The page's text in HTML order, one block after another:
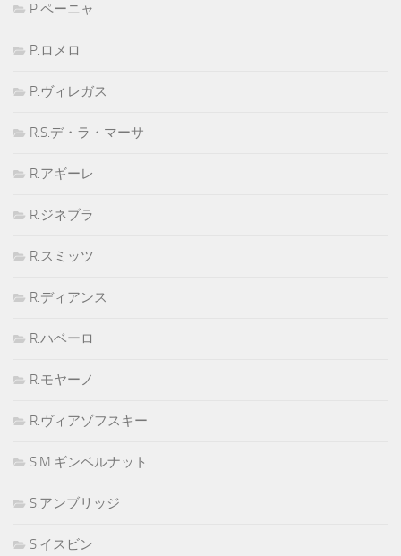
P.ペーニャ
P.ロメロ
P.ヴィレガス
R.S.デ・ラ・マーサ
R.アギーレ
R.ジネブラ
R.スミッツ
R.ディアンス
R.ハベーロ
R.モヤーノ
R.ヴィアゾフスキー
S.M.ギンベルナット
S.アンブリッジ
S.イスビン